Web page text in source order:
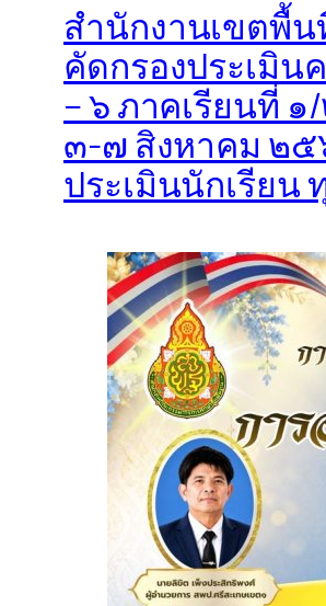
สำนักงานเขตพื้น
คัดกรองประเมิน
– ๖ ภาคเรียนที่
๓-๗ สิงหาคม ๒๕
ประเมินนักเรียน